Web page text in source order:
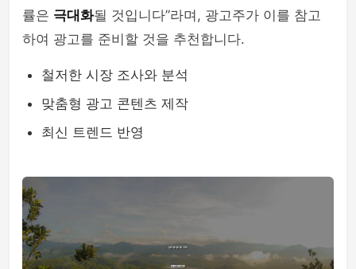
률은 극대화될 것입니다”라며, 광고주가 이를 참고
하여 광고를 준비할 것을 추천합니다.
철저한 시장 조사와 분석
맞춤형 광고 콘텐츠 제작
최신 트렌드 반영